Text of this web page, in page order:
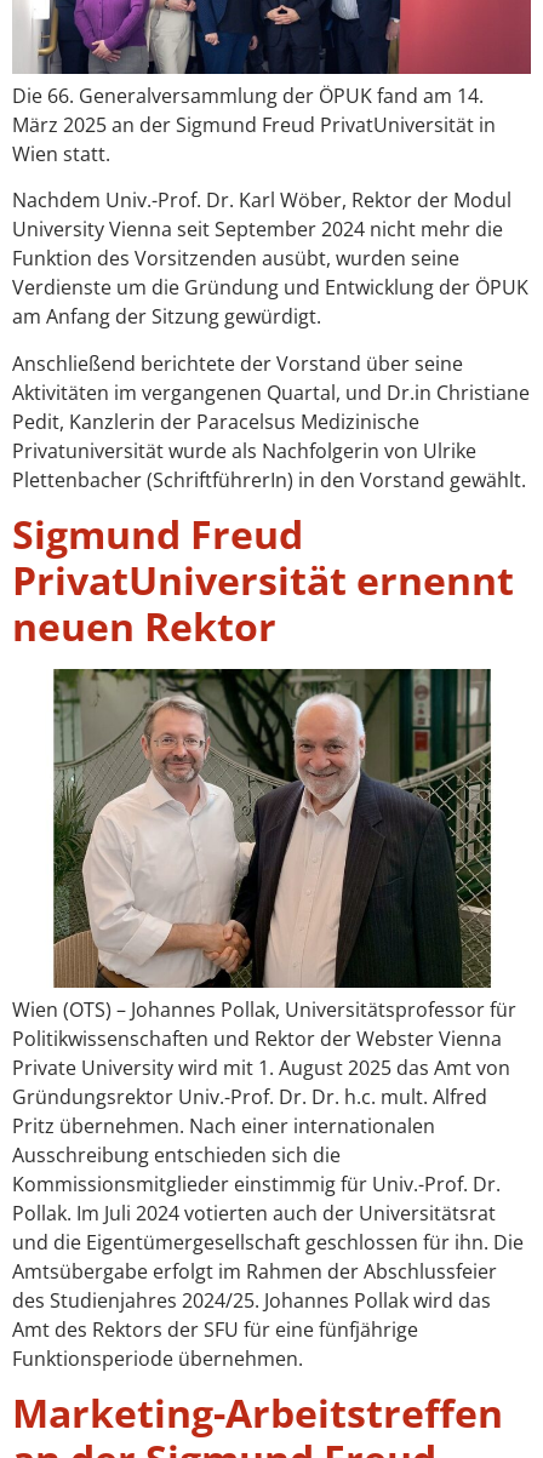
Die 66. Generalversammlung der ÖPUK fand am 14.
März 2025 an der Sigmund Freud PrivatUniversität in
Wien statt.
Nachdem Univ.-Prof. Dr. Karl Wöber, Rektor der Modul
University Vienna seit September 2024 nicht mehr die
Funktion des Vorsitzenden ausübt, wurden seine
Verdienste um die Gründung und Entwicklung der ÖPUK
am Anfang der Sitzung gewürdigt.
Anschließend berichtete der Vorstand über seine
Aktivitäten im vergangenen Quartal, und Dr.in Christiane
Pedit, Kanzlerin der Paracelsus Medizinische
Privatuniversität wurde als Nachfolgerin von Ulrike
Plettenbacher (SchriftführerIn) in den Vorstand gewählt.
Sigmund Freud
PrivatUniversität ernennt
neuen Rektor
Wien (OTS) – Johannes Pollak, Universitätsprofessor für
Politikwissenschaften und Rektor der Webster Vienna
Private University wird mit 1. August 2025 das Amt von
Gründungsrektor Univ.-Prof. Dr. Dr. h.c. mult. Alfred
Pritz übernehmen. Nach einer internationalen
Ausschreibung entschieden sich die
Kommissionsmitglieder einstimmig für Univ.-Prof. Dr.
Pollak. Im Juli 2024 votierten auch der Universitätsrat
und die Eigentümergesellschaft geschlossen für ihn. Die
Amtsübergabe erfolgt im Rahmen der Abschlussfeier
des Studienjahres 2024/25. Johannes Pollak wird das
Amt des Rektors der SFU für eine fünfjährige
Funktionsperiode übernehmen.
Marketing-Arbeitstreffen